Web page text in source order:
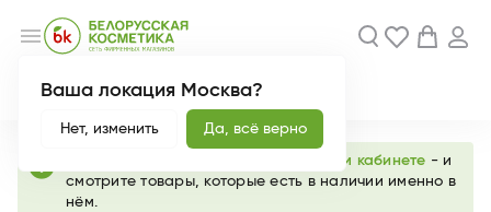
Ваша локация Москва?
Нет, изменить Да, всё верно
menu
Новинки Акции
info личном кабинете - и
смотрите товары, которые есть в наличии именно в
нём.